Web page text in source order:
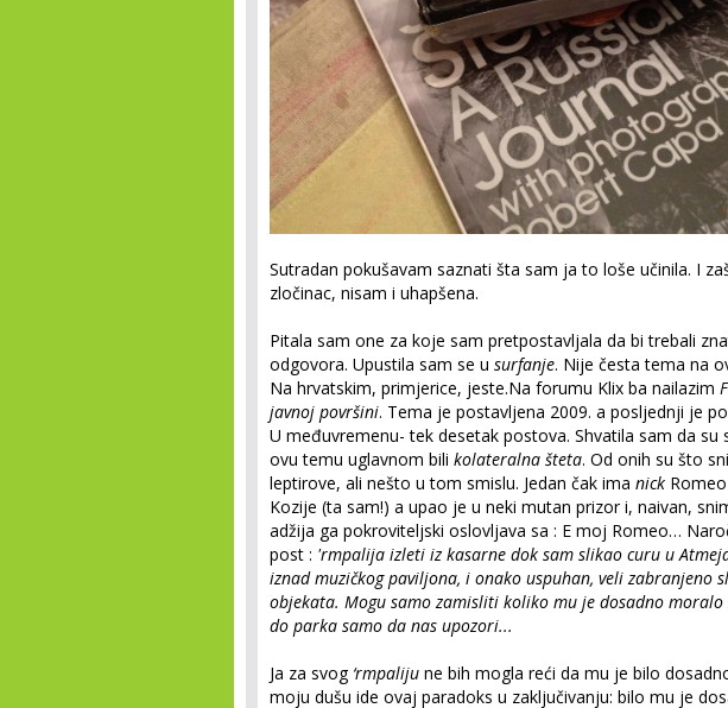
Sutradan pokušavam saznati šta sam ja to loše učinila. I
zločinac, nisam i uhapšena.
Pitala sam one za koje sam pretpostavljala da bi trebali
odgovora. Upustila sam se u surfanje. Nije česta tema na
Na hrvatskim, primjerice, jeste.Na forumu Klix ba nailazim
javnoj površini. Tema je postavljena 2009. a posljednji je
U međuvremenu- tek desetak postova. Shvatila sam da su
ovu temu uglavnom bili kolateralna šteta. Od onih su što
leptirove, ali nešto u tom smislu. Jedan čak ima nick
Kozije (ta sam!) a upao je u neki mutan prizor i, naivan,
adžija ga pokroviteljski oslovljava sa : E moj Romeo…
post : 'rmpalija izleti iz kasarne dok sam slikao curu u
iznad muzičkog paviljona, i onako uspuhan, veli zabranjeno
objekata. Mogu samo zamisliti koliko mu je dosadno
do parka samo da nas upozori...
Ja za svog ‘rmpaliju ne bih mogla reći da mu je bilo
moju dušu ide ovaj paradoks u zaključivanju: bilo mu je